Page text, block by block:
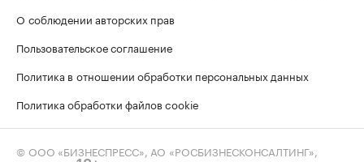
О соблюдении авторских прав
Пользовательское соглашение
Политика в отношении обработки персональных данных
Политика обработки файлов cookie
© ООО «БИЗНЕСПРЕСС», АО «РОСБИЗНЕСКОНСАЛТИНГ»,